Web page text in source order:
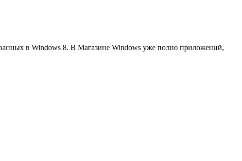
в Windows 8. В Магазине Windows уже полно приложений,